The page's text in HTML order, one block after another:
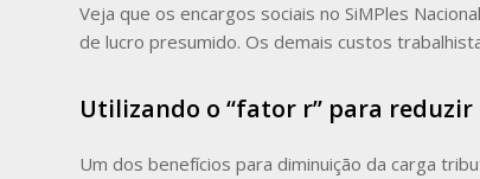
Veja que os encargos sociais no SiMPles
de lucro presumido. Os demais custos
Utilizando o “fator r” para
Um dos benefícios para diminuição da carga